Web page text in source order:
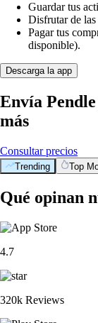
Guardar tus
Disfrutar de
Pagar tus
disponible).
Descarga la app
Envía
más
Consultar precios
Trending Top
Qué opinan
4.7
320k Reviews